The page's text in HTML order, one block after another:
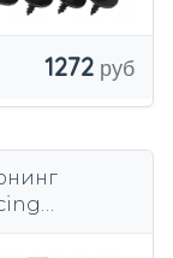
1272